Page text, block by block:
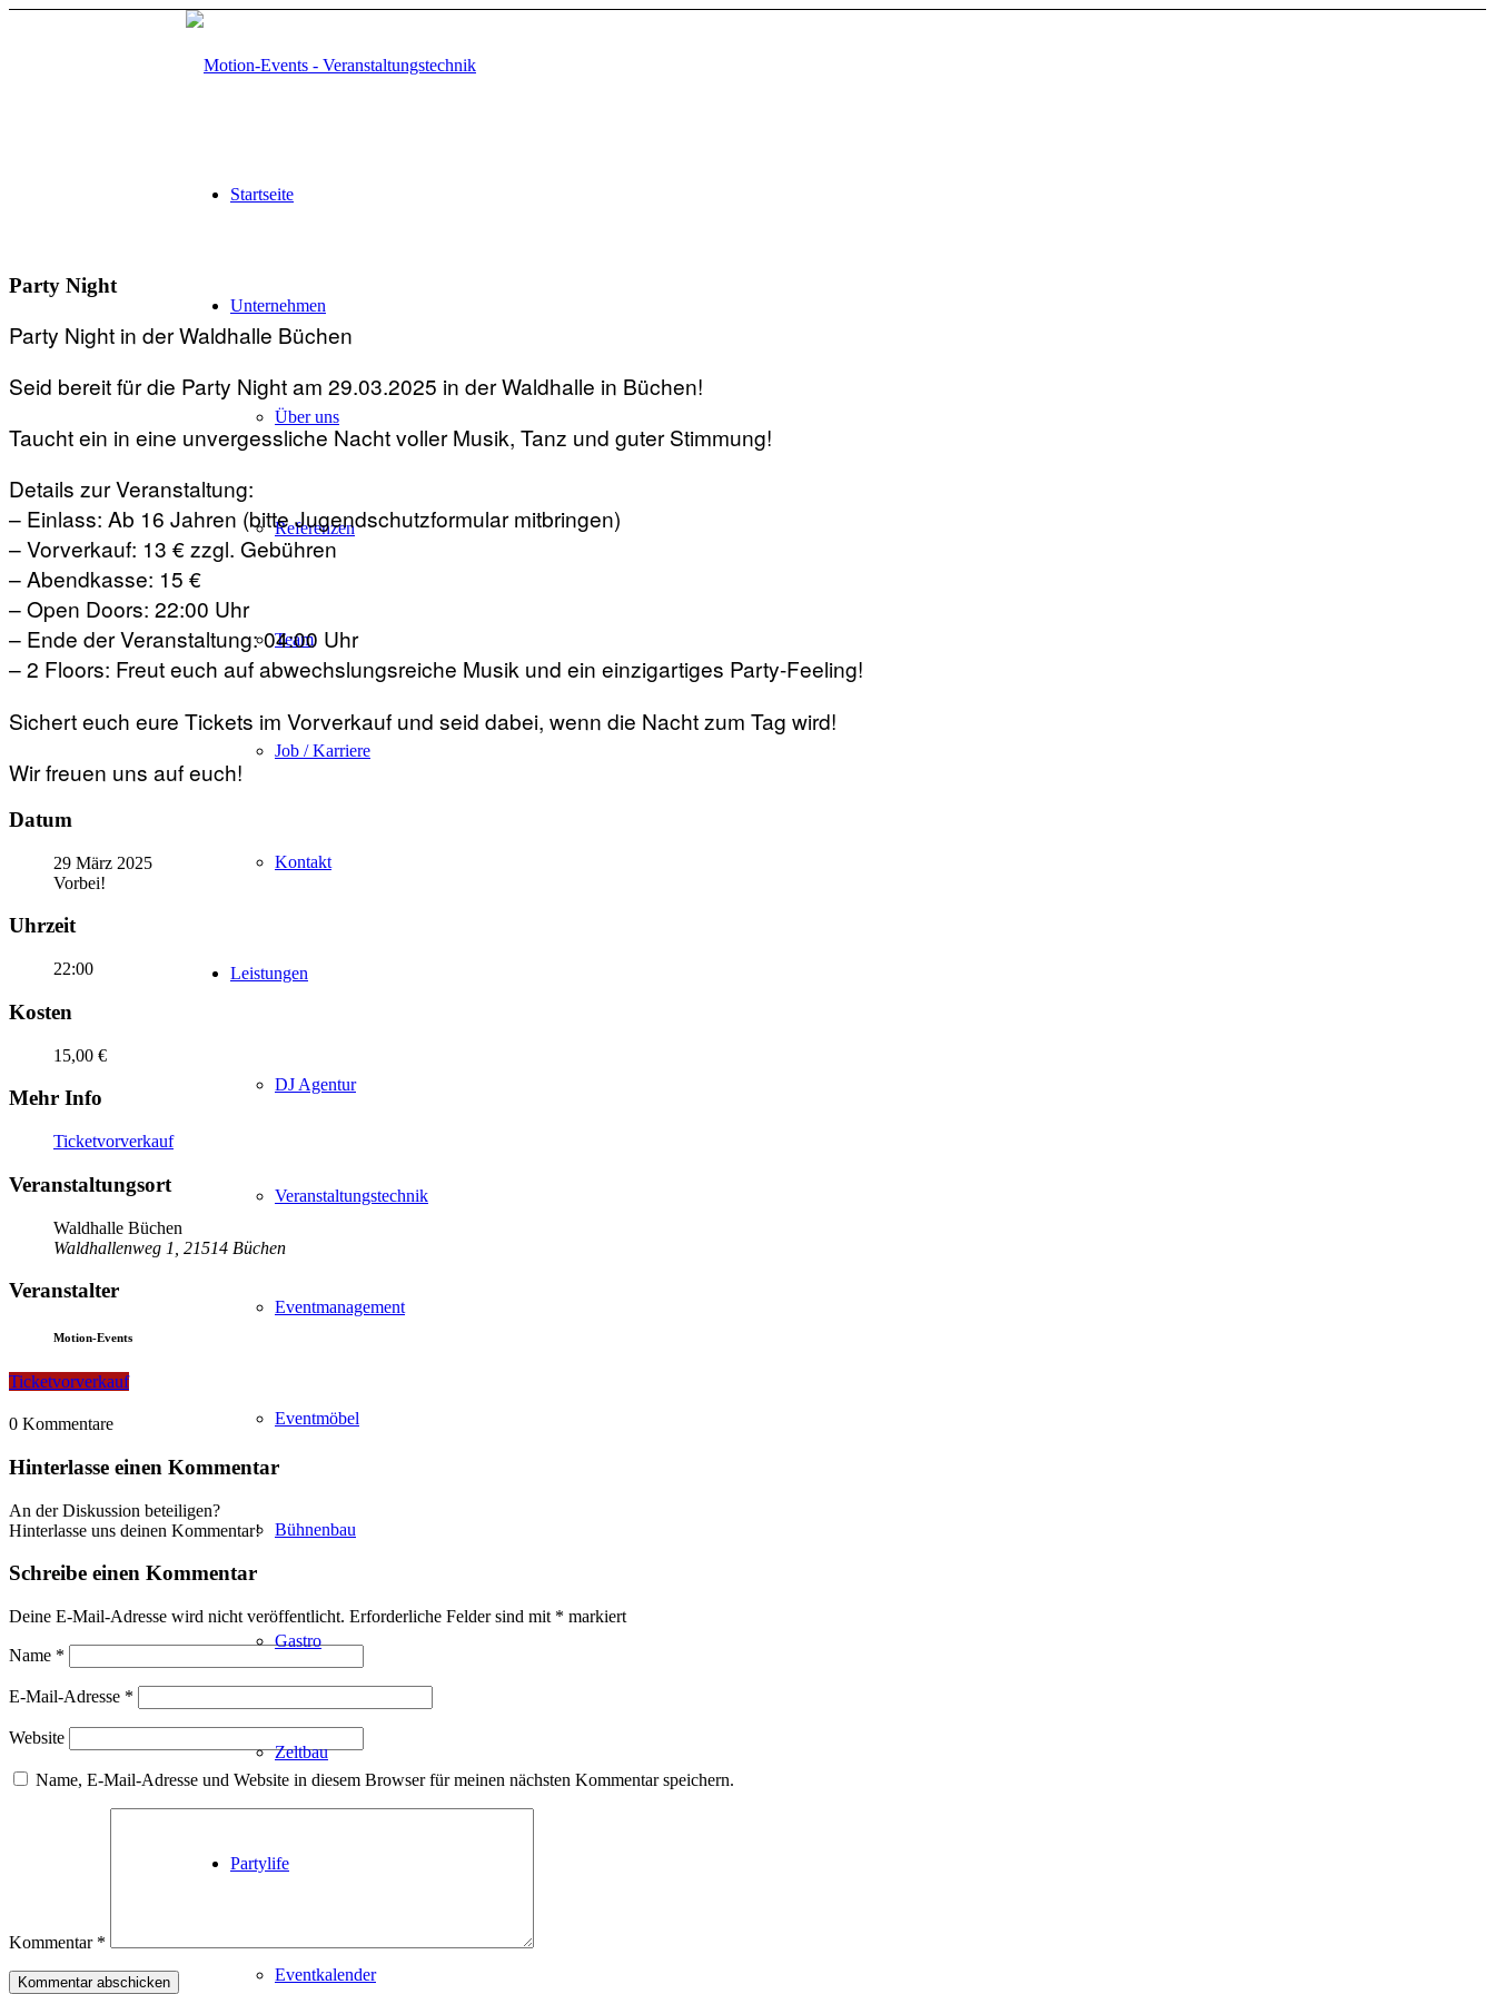
Startseite
Unternehmen
Über uns
Referenzen
Team
Job / Karriere
Kontakt
Leistungen
DJ Agentur
Veranstaltungstechnik
Eventmanagement
Eventmöbel
Bühnenbau
Gastro
Zeltbau
Partylife
Eventkalender
Party Night
Party Night in der Waldhalle Büchen
Seid bereit für die Party Night am 29.03.2025 in der Waldhalle in Büchen!
Taucht ein in eine unvergessliche Nacht voller Musik, Tanz und guter Stimmung!
Details zur Veranstaltung:
– Einlass: Ab 16 Jahren (bitte Jugendschutzformular mitbringen)
– Vorverkauf: 13 € zzgl. Gebühren
– Abendkasse: 15 €
– Open Doors: 22:00 Uhr
– Ende der Veranstaltung: 04:00 Uhr
– 2 Floors: Freut euch auf abwechslungsreiche Musik und ein einzigartiges Party-Feeling!
Sichert euch eure Tickets im Vorverkauf und seid dabei, wenn die Nacht zum Tag wird!
Wir freuen uns auf euch!
Datum
29 März 2025
Vorbei!
Uhrzeit
22:00
Kosten
15,00 €
Mehr Info
Ticketvorverkauf
Veranstaltungsort
Waldhalle Büchen
Waldhallenweg 1, 21514 Büchen
Veranstalter
Motion-Events
Ticketvorverkauf
0 Kommentare
Hinterlasse einen Kommentar
An der Diskussion beteiligen?
Hinterlasse uns deinen Kommentar!
Schreibe einen Kommentar
Deine E-Mail-Adresse wird nicht veröffentlicht. Erforderliche Felder sind mit * markiert
Name *
E-Mail-Adresse *
Website
Name, E-Mail-Adresse und Website in diesem Browser für meinen nächsten Kommentar speichern.
Kommentar *